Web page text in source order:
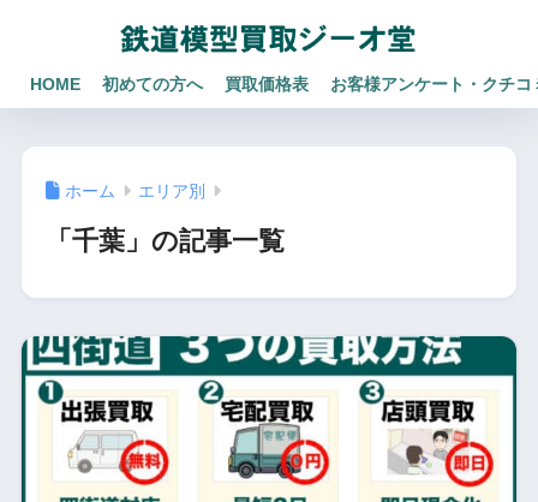
HOME 初めての方へ 買取価格表 お客様アンケート・クチコ
ホーム エリア別
「千葉」の記事一覧